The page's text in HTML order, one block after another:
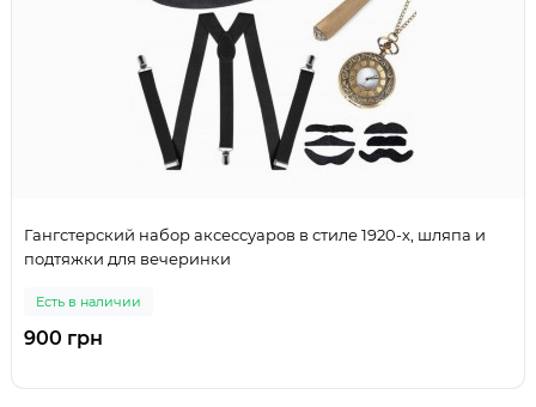
Гангстерский набор аксессуаров в стиле 1920-х, шляпа и
подтяжки для вечеринки
Есть в наличии
900 грн